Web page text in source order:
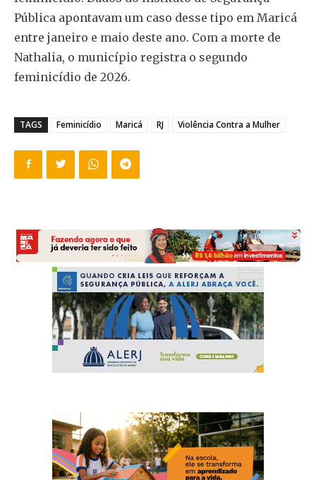
Pública apontavam um caso desse tipo em Maricá
entre janeiro e maio deste ano. Com a morte de
Nathalia, o município registra o segundo
feminicídio de 2026.
TAGS Feminicídio Maricá RJ Violência Contra a Mulher